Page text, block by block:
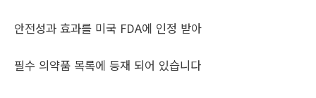
안전성과 효과를 미국 FDA에 인정 받아
필수 의약품 목록에 등재 되어 있습니다